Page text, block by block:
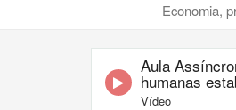
Economia,
Aula
humanas
Vídeo